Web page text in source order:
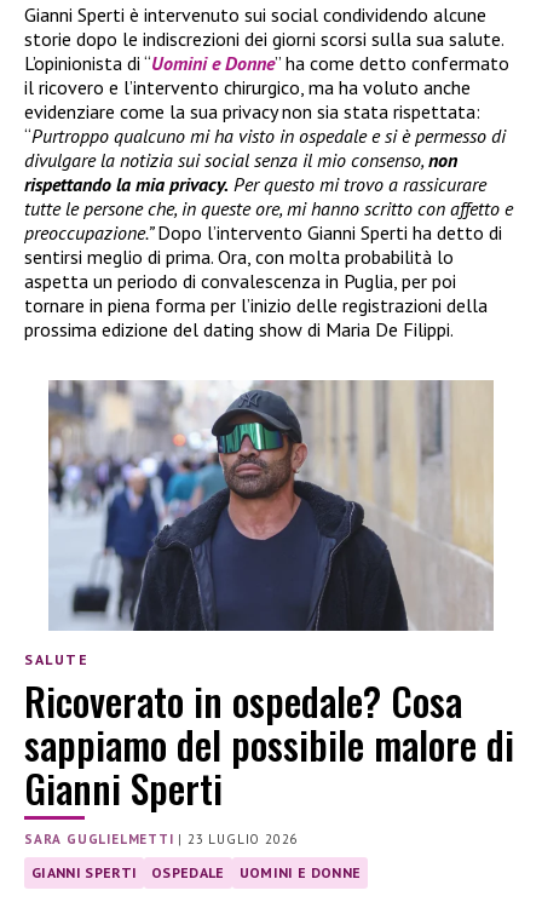
Gianni Sperti è intervenuto sui social condividendo alcune
storie dopo le indiscrezioni dei giorni scorsi sulla sua salute.
L’opinionista di “Uomini e Donne” ha come detto confermato
il ricovero e l’intervento chirurgico, ma ha voluto anche
evidenziare come la sua privacy non sia stata rispettata:
“Purtroppo qualcuno mi ha visto in ospedale e si è permesso di
divulgare la notizia sui social senza il mio consenso, non
rispettando la mia privacy. Per questo mi trovo a rassicurare
tutte le persone che, in queste ore, mi hanno scritto con affetto e
preoccupazione.”Dopo l’intervento Gianni Sperti ha detto di
sentirsi meglio di prima. Ora, con molta probabilità lo
aspetta un periodo di convalescenza in Puglia, per poi
tornare in piena forma per l’inizio delle registrazioni della
prossima edizione del dating show di Maria De Filippi.
SALUTE
Ricoverato in ospedale? Cosa
sappiamo del possibile malore di
Gianni Sperti
SARA GUGLIELMETTI |23 LUGLIO 2026
GIANNI SPERTI OSPEDALE UOMINI E DONNE